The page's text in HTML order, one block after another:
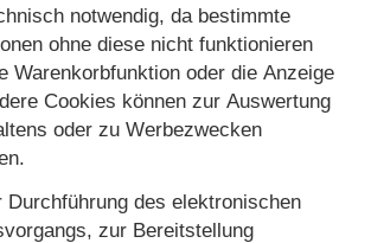
notwendig, da bestimmte
ohne diese nicht funktionieren
Warenkorbfunktion oder die Anzeige
Cookies können zur Auswertung
oder zu Werbezwecken
Durchführung des elektronischen
zur Bereitstellung